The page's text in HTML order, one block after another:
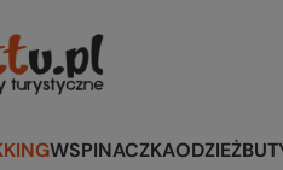
WSPINACZKAODZIEŻ